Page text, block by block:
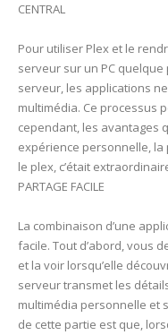
CENTRAL
Pour utiliser Plex et le
serveur sur un PC
serveur, les applications
multimédia. Ce processus
cependant, les avantages
expérience personnelle,
le plex, c’était
PARTAGE FACILE
La combinaison d’une
facile. Tout d’abord, vous
et la voir lorsqu’elle
serveur transmet les
multimédia personnelle et
de cette partie est que,